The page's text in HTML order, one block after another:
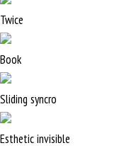
Twice
Book
Sliding syncro
Esthetic invisible